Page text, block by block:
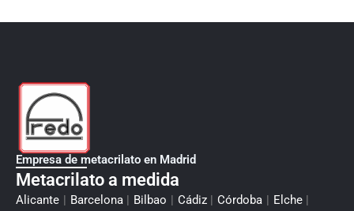
Empresa de metacrilato en Madrid
Metacrilato a medida
Alicante | Barcelona | Bilbao | Cádiz | Córdoba | Elche |